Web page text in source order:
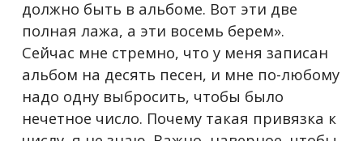
должно быть в альбоме. Вот эти две
полная лажа, а эти восемь берем».
Сейчас мне стремно, что у меня записан
альбом на десять песен, и мне по-любому
надо одну выбросить, чтобы было
нечетное число. Почему такая привязка к